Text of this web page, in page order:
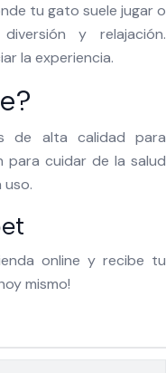
tu gato suele jugar o
y relajación.
la experiencia.
de alta calidad para
para cuidar de la salud
online y recibe tu
mismo!